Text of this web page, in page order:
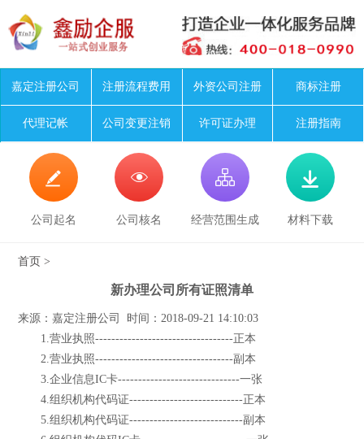
嘉定注册公司 注册流程费用 外资公司注册 商标注册
代理记帐 公司变更注销 许可证办理 注册指南

公司起名

公司核名

经营范围生成

材料下载
首页 >
新办理公司所有证照清单
来源：嘉定注册公司 时间：2018-09-21 14:10:03
1.营业执照----------------------------------正本
2.营业执照----------------------------------副本
3.企业信息IC卡------------------------------一张
4.组织机构代码证----------------------------正本
5.组织机构代码证----------------------------副本